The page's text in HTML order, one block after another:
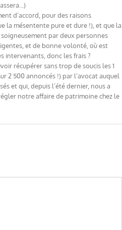
d’accord, pour des raisons
la mésentente pure et dure !), et que la
par deux personnes
et de bonne volonté, où est
intervenants, donc les frais ?
récupérer sans trop de soucis les 1
2 500 annoncés !) par l’avocat auquel
et qui, depuis l’été dernier, nous a
notre affaire de patrimoine chez le